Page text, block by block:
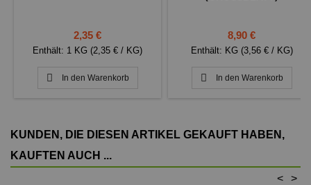
Preis
2,35 €
Enthält: 1 KG (2,35 € / KG)
 In den Warenkorb
Preis
8,90 €
Enthält: KG (3,56 € / KG)
 In den Warenkorb
KUNDEN, DIE DIESEN ARTIKEL GEKAUFT HABEN,
KAUFTEN AUCH ...
>
<